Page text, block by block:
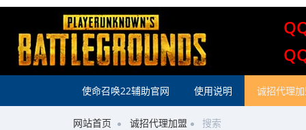
使命召唤22辅助官网 使用说明 诚招代理
网站首页 诚招代理加盟 搜索